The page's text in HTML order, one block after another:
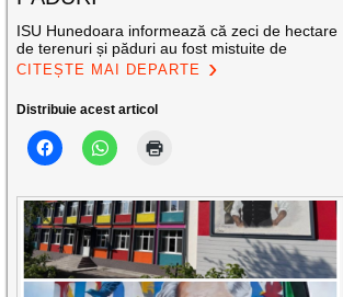
ISU Hunedoara informează că zeci de hectare
de terenuri și păduri au fost mistuite de
CITEȘTE MAI DEPARTE
Distribuie acest articol